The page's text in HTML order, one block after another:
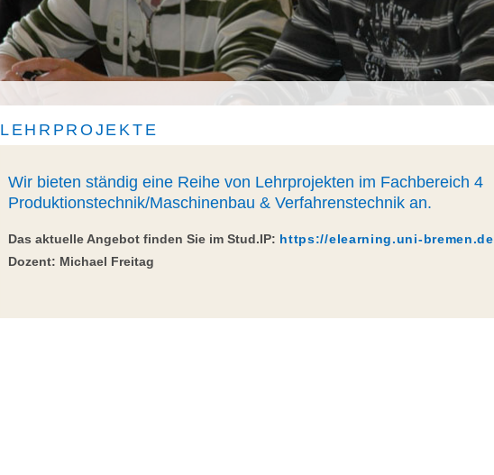
LEHRPROJEKTE
Wir bieten ständig eine Reihe von Lehrprojekten im Fachbereich 4
Produktionstechnik/Maschinenbau & Verfahrenstechnik an.
Das aktuelle Angebot finden Sie im Stud.IP: https://elearning.uni-bremen.de
Dozent: Michael Freitag